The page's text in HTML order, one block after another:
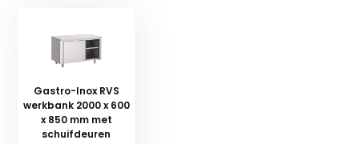
Gastro-Inox RVS
werkbank 2000 x 600
x 850 mm met
schuifdeuren